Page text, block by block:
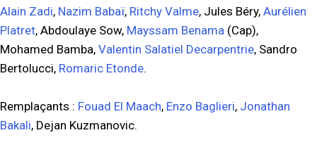
Alain Zadi, Nazim Babaï, Ritchy Valme, Jules Béry, Aurélien
Platret, Abdoulaye Sow, Mayssam Benama (Cap),
Mohamed Bamba, Valentin Salatiel Decarpentrie, Sandro
Bertolucci, Romaric Etonde.
Remplaçants : Fouad El Maach, Enzo Baglieri, Jonathan
Bakali, Dejan Kuzmanovic.